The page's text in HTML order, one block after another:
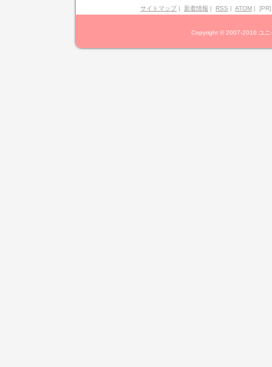
サイトマップ | 新着情報 | RSS | ATOM |
Copyright © 2007-2010 ユニ